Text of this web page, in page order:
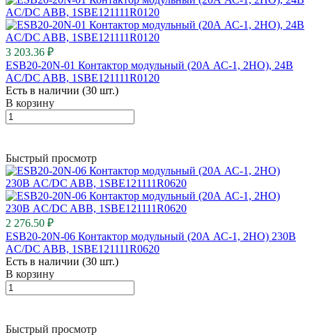
3 203.36 ₽
ESB20-20N-01 Контактор модульный (20А АС-1, 2НО), 24В
AC/DC ABB, 1SBE121111R0120
Есть в наличии (30 шт.)
В корзину
Быстрый просмотр
2 276.50 ₽
ESB20-20N-06 Контактор модульный (20А АС-1, 2НО) 230В
AC/DC ABB, 1SBE121111R0620
Есть в наличии (30 шт.)
В корзину
Быстрый просмотр